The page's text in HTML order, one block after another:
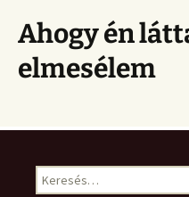
Ahogy én
elmesélem
Keresés: